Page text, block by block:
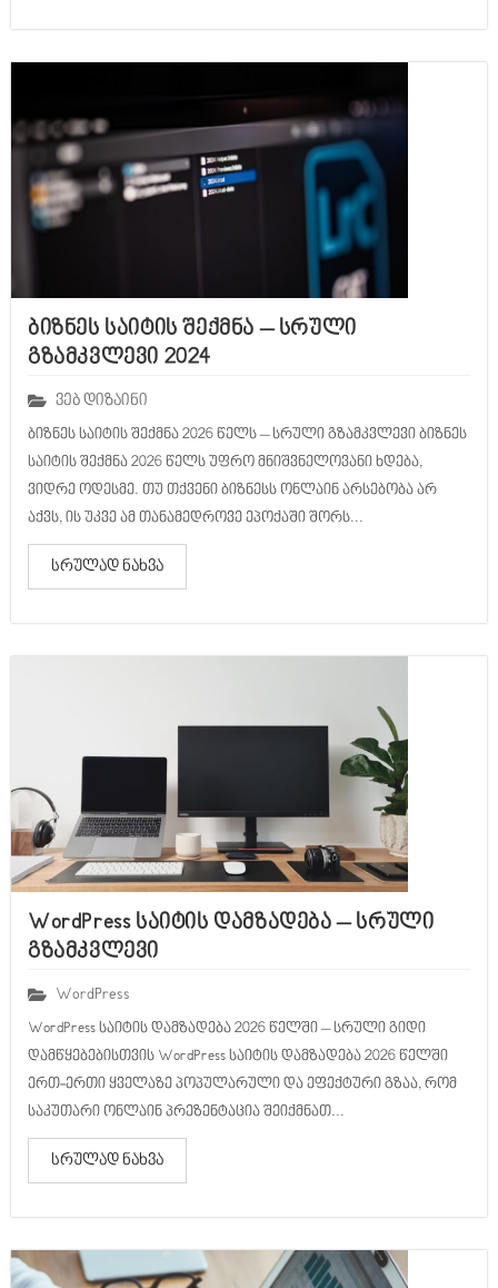
ბიზნეს საიტის შექმნა – სრული
გზამკვლევი 2024
ვებ დიზაინი
ბიზნეს საიტის შექმნა 2026 წელს – სრული გზამკვლევი ბიზნეს
საიტის შექმნა 2026 წელს უფრო მნიშვნელოვანი ხდება,
ვიდრე ოდესმე. თუ თქვენი ბიზნესს ონლაინ არსებობა არ
აქვს, ის უკვე ამ თანამედროვე ეპოქაში შორს...
სრულად ნახვა
WordPress საიტის დამზადება – სრული
გზამკვლევი
WordPress
WordPress საიტის დამზადება 2026 წელში – სრული გიდი
დამწყებებისთვის WordPress საიტის დამზადება 2026 წელში
ერთ-ერთი ყველაზე პოპულარული და ეფექტური გზაა, რომ
საკუთარი ონლაინ პრეზენტაცია შეიქმნათ...
სრულად ნახვა